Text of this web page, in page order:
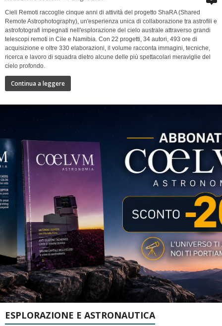
Cieli Remoti raccoglie cinque anni di attività del progetto ShaRA (Shared
Remote Astrophotography), un'esperienza unica di collaborazione tra astrofili e
astrofotografi impegnati nell'esplorazione del cielo australe attraverso grandi
telescopi remoti in Cile e Namibia. Con 22 progetti, 34 autori, 493 ore di
acquisizione e oltre 330 elaborazioni, il volume racconta immagini, tecniche,
ricerca e lavoro di squadra dietro alcune delle più spettacolari meraviglie del
cielo profondo.
Continua a leggere
ESPLORAZIONE E ASTRONAUTICA